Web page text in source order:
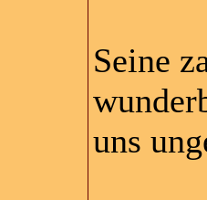
Seine
uns